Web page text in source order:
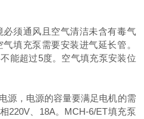
须通风且空气清洁未含有毒气
填充泵需要安装进气延长管。
能超过5度。空气填充泵安装位
源，电源的容量要满足电机的需
220V、18A。MCH-6/ET填充泵